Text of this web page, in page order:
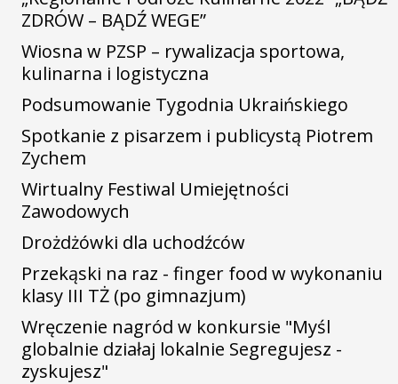
ZDRÓW – BĄDŹ WEGE”
Wiosna w PZSP – rywalizacja sportowa,
kulinarna i logistyczna
Podsumowanie Tygodnia Ukraińskiego
Spotkanie z pisarzem i publicystą Piotrem
Zychem
Wirtualny Festiwal Umiejętności
Zawodowych
Drożdżówki dla uchodźców
Przekąski na raz - finger food w wykonaniu
klasy III TŻ (po gimnazjum)
Wręczenie nagród w konkursie "Myśl
globalnie działaj lokalnie Segregujesz -
zyskujesz"